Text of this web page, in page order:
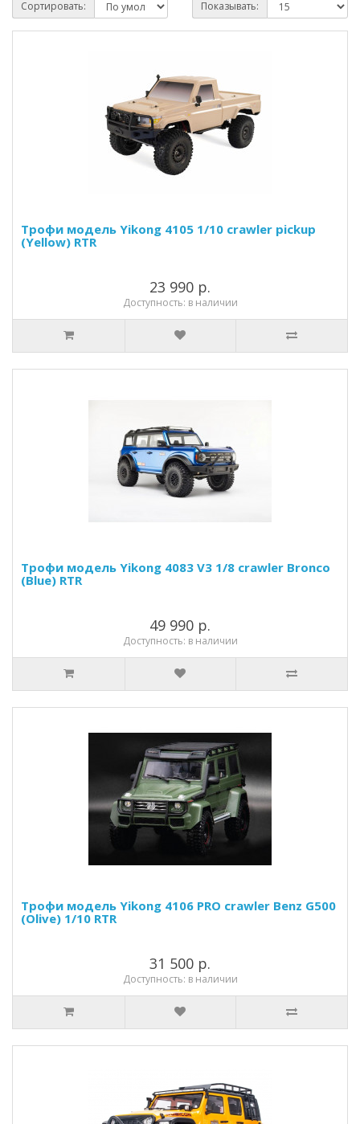
Сортировать: Показывать:
Трофи модель Yikong 4105 1/10 crawler pickup
(Yellow) RTR
23 990 р.
Доступность: в наличии
Трофи модель Yikong 4083 V3 1/8 crawler Bronco
(Blue) RTR
49 990 р.
Доступность: в наличии
Трофи модель Yikong 4106 PRO crawler Benz G500
(Olive) 1/10 RTR
31 500 р.
Доступность: в наличии